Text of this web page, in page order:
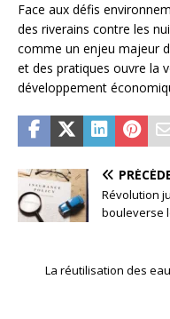
Face aux défis
des riverains contre les
comme un enjeu majeur
et des pratiques ouvre la
développement
Révolution
bouleverse
La réutilisation des